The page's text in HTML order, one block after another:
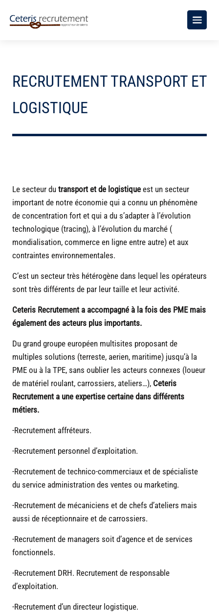
RECRUTEMENT TRANSPORT ET
LOGISTIQUE
Le secteur du transport et de logistique est un secteur
important de notre économie qui a connu un phénomène
de concentration fort et qui a du s’adapter à l’évolution
technologique (tracing), à l’évolution du marché (
mondialisation, commerce en ligne entre autre) et aux
contraintes environnementales.
C’est un secteur très hétérogène dans lequel les opérateurs
sont très différents de par leur taille et leur activité.
Ceteris Recrutement a accompagné à la fois des PME mais
également des acteurs plus importants.
Du grand groupe européen multisites proposant de
multiples solutions (terreste, aerien, maritime) jusqu’à la
PME ou à la TPE, sans oublier les acteurs connexes (loueur
de matériel roulant, carrossiers, ateliers…), Ceteris
Recrutement a une expertise certaine dans différents
métiers.
-Recrutement affréteurs.
-Recrutement personnel d’exploitation.
-Recrutement de technico-commerciaux et de spécialiste
du service administration des ventes ou marketing.
-Recrutement de mécaniciens et de chefs d’ateliers mais
aussi de réceptionnaire et de carrossiers.
-Recrutement de managers soit d’agence et de services
fonctionnels.
-Recrutement DRH. Recrutement de responsable
d’exploitation.
-Recrutement d’un directeur logistique.